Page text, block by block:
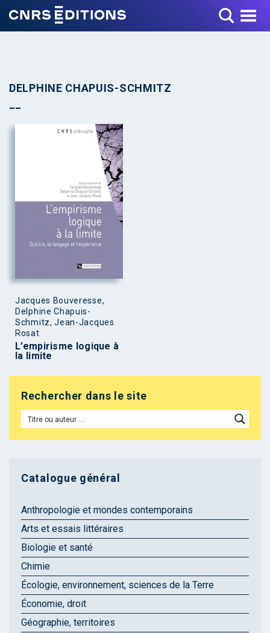
Toggle Menu
DELPHINE CHAPUIS-SCHMITZ
Jacques Bouveresse,
Delphine Chapuis-
Schmitz, Jean-Jacques
Rosat
L’empirisme logique à
la limite
Rechercher dans le site
Catalogue général
Anthropologie et mondes contemporains
Arts et essais littéraires
Biologie et santé
Chimie
Écologie, environnement, sciences de la Terre
Économie, droit
Géographie, territoires